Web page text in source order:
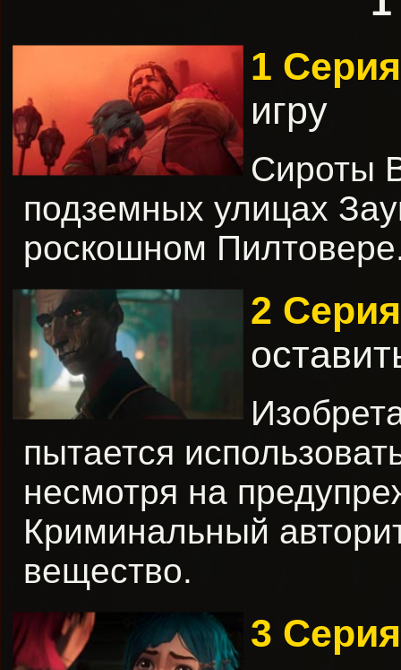
1 Серия
игру
Сироты
подземных улицах
роскошном
2 Серия
пытается
несмотря на
Криминальный
вещество.
3 Серия